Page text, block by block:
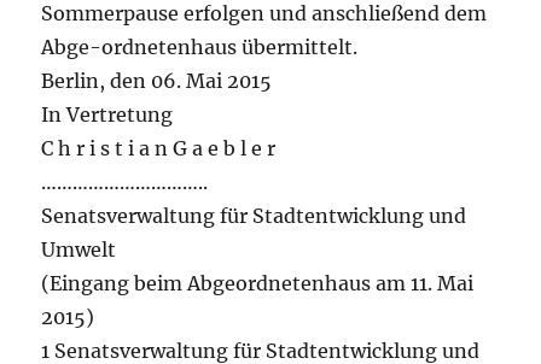
Sommerpause erfolgen und anschließend dem
Abge-ordnetenhaus übermittelt.
Berlin, den 06. Mai 2015
In Vertretung
C h r i s t i a n G a e b l e r
…………………………..
Senatsverwaltung für Stadtentwicklung und
Umwelt
(Eingang beim Abgeordnetenhaus am 11. Mai
2015)
1 Senatsverwaltung für Stadtentwicklung und